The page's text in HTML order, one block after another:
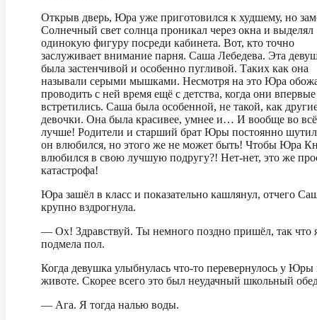
Открыв дверь, Юра уже приготовился к худшему, но
Солнечный свет солнца проникал через окна и выделял
одинокую фигуру посреди кабинета. Вот, кто точно
заслуживает внимание парня. Саша Лебедева. Эта
была застенчивой и особенно пугливой. Таких как она
называли серыми мышками. Несмотря на это Юра
проводить с ней время ещё с детства, когда они впервые
встретились. Саша была особенной, не такой, как
девочки. Она была красивее, умнее и… И вообще во
лучше! Родители и старший брат Юры постоянно
он влюбился, но этого же не может быть! Чтобы Юра
влюбился в свою лучшую подругу?! Нет-нет, это же
катастрофа!
Юра зашёл в класс и показательно кашлянул, отчего
крупно вздрогнула.
— Ох! Здравствуй. Ты немного поздно пришёл, так что
подмела пол.
Когда девушка улыбнулась что-то перевернулось у Юры
животе. Скорее всего это был неудачный школьный
— Ага. Я тогда налью воды.